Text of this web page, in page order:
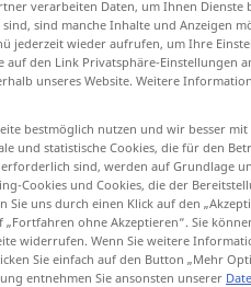
Feuerwirbel
verarbeiten Daten, um Ihnen Dienste
sind manche Inhalte und Anzeigen
jederzeit wieder aufrufen, um Ihre
den Link Privatsphäre-Einstellungen
unseres Website. Weitere
bestmöglich nutzen und wir besser
und statistische Cookies, die für den
sind, werden auf Grundlage
Cookies und Cookies, die der
uns durch einen Klick auf den
„Fortfahren ohne Akzeptieren“. Sie
widerrufen. Wenn Sie weitere
Sie einfach auf den Button „Mehr
entnehmen Sie ansonsten unserer